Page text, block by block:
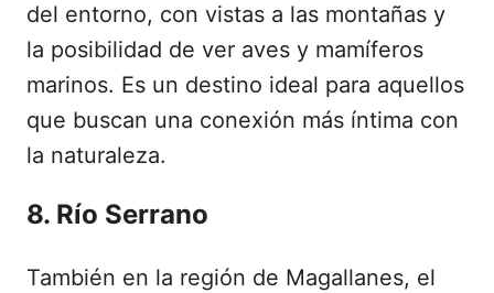
del entorno, con vistas a las montañas y
la posibilidad de ver aves y mamíferos
marinos. Es un destino ideal para aquellos
que buscan una conexión más íntima con
la naturaleza.
8. Río Serrano
También en la región de Magallanes, el